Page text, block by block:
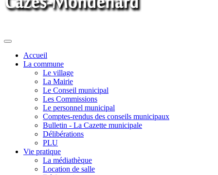
Toggle
navigationAccueil
La commune
Le village
La Mairie
Le Conseil municipal
Les Commissions
Le personnel municipal
Comptes-rendus des conseils municipaux
Bulletin - La Cazette municipale
Délibérations
PLU
Vie pratique
La médiathèque
Location de salle